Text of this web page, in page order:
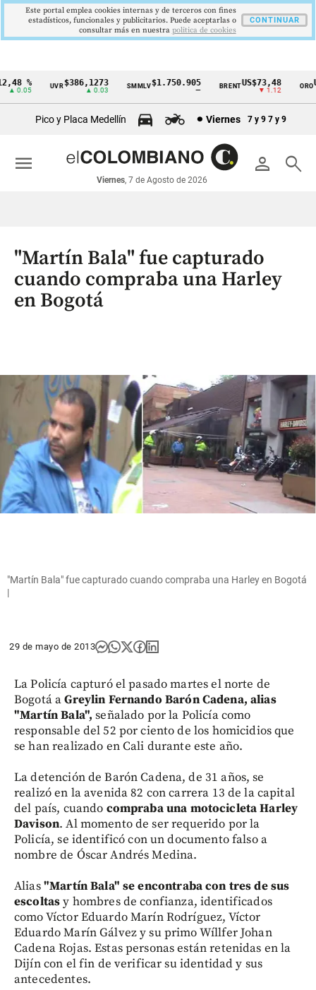
Cintillo
económicos
Colombia
%
0.05
UVR$386,1273
▲ 0.03
SMMLV$1.750.905 BRENTUS$73,48
▼ 1.12
ORO
Pico y Placa Medellín Viernes 7 y 9 7 y 9
person search
Viernes, 7 de Agosto de 2026
menu
"Martín Bala" fue capturado
cuando compraba una Harley
en Bogotá
"Martín Bala" fue capturado cuando compraba una Harley en Bogotá
|
29 de mayo de 2013
La Policía capturó el pasado martes el norte de
Bogotá aGreylin Fernando Barón Cadena, alias
"Martín Bala", señalado por la Policía como
responsable del 52 por ciento de los homicidios que
se han realizado en Cali durante este año.
La detención de Barón Cadena, de 31 años, se
realizó en la avenida 82 con carrera 13 de la capital
del país, cuando compraba una motocicleta Harley
Davison. Al momento de ser requerido por la
Policía, se identificó con un documento falso a
nombre de Óscar Andrés Medina.
Alias"Martín Bala" se encontraba con tres de sus
escoltasy hombres de confianza, identificados
como Víctor Eduardo Marín Rodríguez, Víctor
Eduardo Marín Gálvez y su primo Wíllfer Johan
Cadena Rojas. Estas personas están retenidas en la
Dijín con el fin de verificar su identidad y sus
antecedentes.
Este portal emplea cookies internas y de terceros con fines
estadísticos, funcionales y publicitarios. Puede aceptarlas o
consultar más en nuestra politica de cookies
CONTINUAR